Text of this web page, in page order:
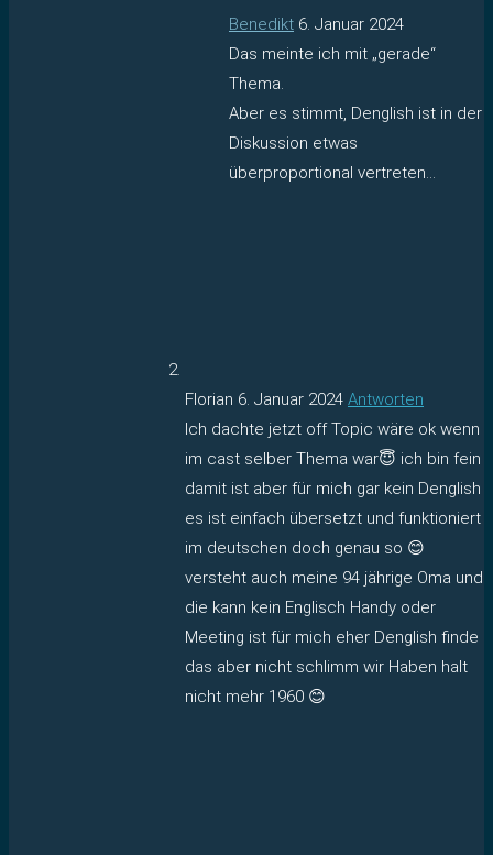
Benedikt 6. Januar 2024
Das meinte ich mit „gerade“
Thema.
Aber es stimmt, Denglish ist in der
Diskussion etwas
überproportional vertreten…
Florian 6. Januar 2024 Antworten
Ich dachte jetzt off Topic wäre ok wenn
im cast selber Thema war😇 ich bin fein
damit ist aber für mich gar kein Denglish
es ist einfach übersetzt und funktioniert
im deutschen doch genau so 😊
versteht auch meine 94 jährige Oma und
die kann kein Englisch Handy oder
Meeting ist für mich eher Denglish finde
das aber nicht schlimm wir Haben halt
nicht mehr 1960 😊